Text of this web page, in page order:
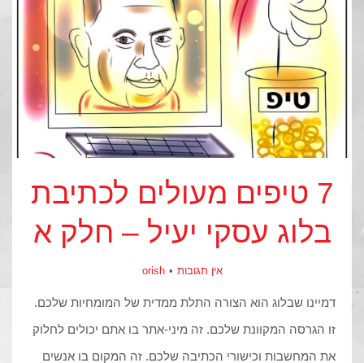
7 טיפים מעולים לכתיבת
בלוג עסקי יעיל – חלק א
אין תגובות orish
דמיינו שבלוג הוא הצורה התלת ממדית של המומחיות שלכם.
זו הגרסה המקוונת שלכם. זה מיני-אתר בו אתם יכולים לחלוק
את המחשבות וכישורי הכתיבה שלכם. זה המקום בו אנשים